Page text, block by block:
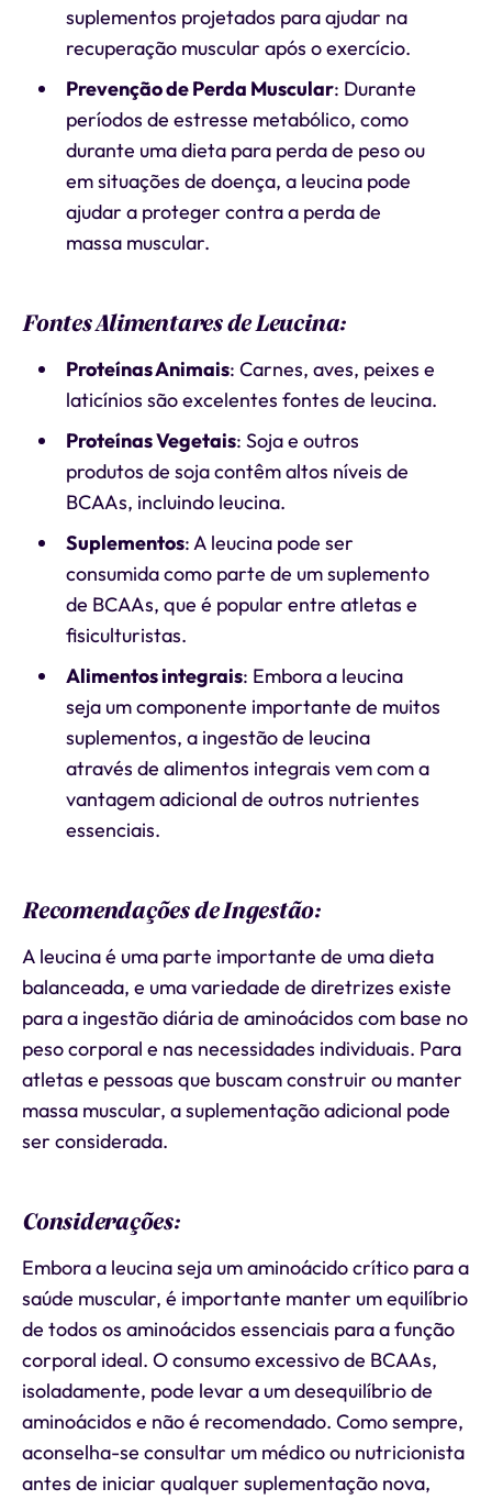
suplementos projetados para ajudar na
recuperação muscular após o exercício.
Prevenção de Perda Muscular: Durante
períodos de estresse metabólico, como
durante uma dieta para perda de peso ou
em situações de doença, a leucina pode
ajudar a proteger contra a perda de
massa muscular.
Fontes Alimentares de Leucina:
Proteínas Animais: Carnes, aves, peixes e
laticínios são excelentes fontes de leucina.
Proteínas Vegetais: Soja e outros
produtos de soja contêm altos níveis de
BCAAs, incluindo leucina.
Suplementos: A leucina pode ser
consumida como parte de um suplemento
de BCAAs, que é popular entre atletas e
fisiculturistas.
Alimentos integrais: Embora a leucina
seja um componente importante de muitos
suplementos, a ingestão de leucina
através de alimentos integrais vem com a
vantagem adicional de outros nutrientes
essenciais.
Recomendações de Ingestão:
A leucina é uma parte importante de uma dieta
balanceada, e uma variedade de diretrizes existe
para a ingestão diária de aminoácidos com base no
peso corporal e nas necessidades individuais. Para
atletas e pessoas que buscam construir ou manter
massa muscular, a suplementação adicional pode
ser considerada.
Considerações:
Embora a leucina seja um aminoácido crítico para a
saúde muscular, é importante manter um equilíbrio
de todos os aminoácidos essenciais para a função
corporal ideal. O consumo excessivo de BCAAs,
isoladamente, pode levar a um desequilíbrio de
aminoácidos e não é recomendado. Como sempre,
aconselha-se consultar um médico ou nutricionista
antes de iniciar qualquer suplementação nova,